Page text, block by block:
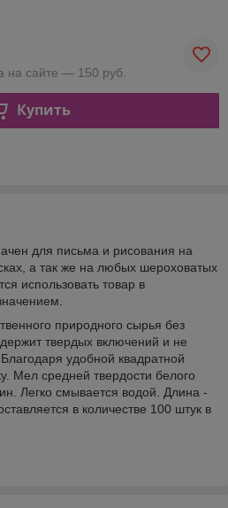
на сайте — 150 руб.
Купить
для письма и рисования на
а так же на любых шероховатых
использовать товар в
природного сырья без
твердых включений и не
удобной квадратной
Мел средней твердости белого
Легко смывается водой. Длина -
в количестве 100 штук в